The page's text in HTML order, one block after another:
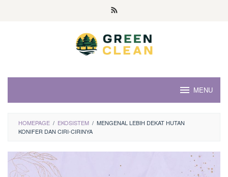
MENU
HOMEPAGE / EKOSISTEM / MENGENAL LEBIH DEKAT HUTAN
KONIFER DAN CIRI-CIRINYA